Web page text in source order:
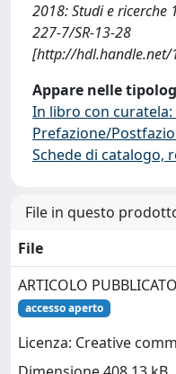
2018: Studi e
227-7/SR-13-28
[http://
Appare nelle
In libro con
Prefazione/
Schede di catalogo,
File in questo
File
ARTICOLO
accesso aperto
Licenza: Creative